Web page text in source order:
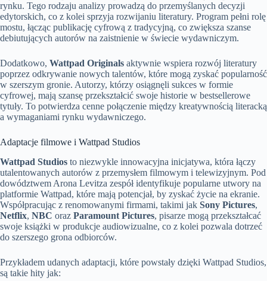
rynku. Tego rodzaju analizy prowadzą do przemyślanych decyzji
edytorskich, co z kolei sprzyja rozwijaniu literatury. Program pełni rolę
mostu, łącząc publikację cyfrową z tradycyjną, co zwiększa szanse
debiutujących autorów na zaistnienie w świecie wydawniczym.
Dodatkowo, Wattpad Originals aktywnie wspiera rozwój literatury
poprzez odkrywanie nowych talentów, które mogą zyskać popularność
w szerszym gronie. Autorzy, którzy osiągnęli sukces w formie
cyfrowej, mają szansę przekształcić swoje historie w bestsellerowe
tytuły. To potwierdza cenne połączenie między kreatywnością literacką
a wymaganiami rynku wydawniczego.
Adaptacje filmowe i Wattpad Studios
Wattpad Studios to niezwykle innowacyjna inicjatywa, która łączy
utalentowanych autorów z przemysłem filmowym i telewizyjnym. Pod
dowództwem Arona Levitza zespół identyfikuje popularne utwory na
platformie Wattpad, które mają potencjał, by zyskać życie na ekranie.
Współpracując z renomowanymi firmami, takimi jak Sony Pictures,
Netflix, NBC oraz Paramount Pictures, pisarze mogą przekształcać
swoje książki w produkcje audiowizualne, co z kolei pozwala dotrzeć
do szerszego grona odbiorców.
Przykładem udanych adaptacji, które powstały dzięki Wattpad Studios,
są takie hity jak: